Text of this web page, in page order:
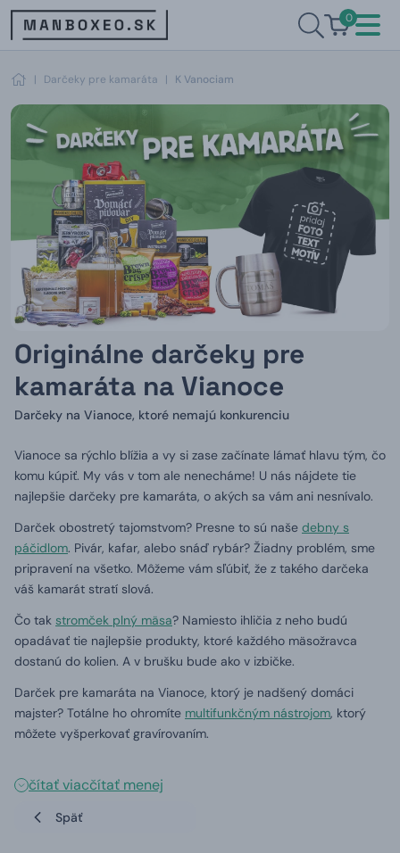
0
| Darčeky pre kamaráta | K Vanociam
Originálne darčeky pre
kamaráta na Vianoce
Darčeky na Vianoce, ktoré nemajú konkurenciu
Vianoce sa rýchlo blížia a vy si zase začínate lámať hlavu tým, čo
komu kúpiť. My vás v tom ale nenecháme! U nás nájdete tie
najlepšie darčeky pre kamaráta, o akých sa vám ani nesnívalo.
Darček obostretý tajomstvom? Presne to sú naše debny s
páčidlom. Pivár, kafar, alebo snáď rybár? Žiadny problém, sme
pripravení na všetko. Môžeme vám sľúbiť, že z takého darčeka
váš kamarát stratí slová.
Čo tak stromček plný mäsa? Namiesto ihličia z neho budú
opadávať tie najlepšie produkty, ktoré každého mäsožravca
dostanú do kolien. A v brušku bude ako v izbičke.
Darček pre kamaráta na Vianoce, ktorý je nadšený domáci
majster? Totálne ho ohromíte multifunkčným nástrojom, ktorý
môžete vyšperkovať gravírovaním.
čítať viacčítať menej
Späť